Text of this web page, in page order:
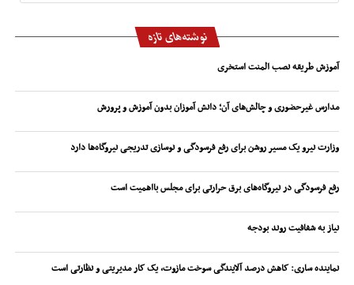
نوشته‌های تازه
آموزش طریقه نصب المنت استخری
مدارس غیرحضوری و چالش‌های آن؛ دانش آموزان بدون آموزش و پرورش
وزارت نیرو یک مسیر روشن برای رفع فرسودگی و نوسازی تدریجی نیروگاه‌ها دارد
رفع فرسودگی در نیروگاه‌های برق حرارتی برای مجلس بااهمیت است
نیاز به شفافیت روند بودجه
نماینده ساری: کاهش درصد آلایندگی سوخت مازوت، یک کار مدیریتی و نظارتی است